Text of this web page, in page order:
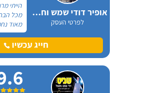
אופיר דודי שמש וחשמל
לפרטי העסק
הייתי
מכל
מאוד
לראות
ההתקנה,
מאוד.
הגיע
היה
חייג עכשיו